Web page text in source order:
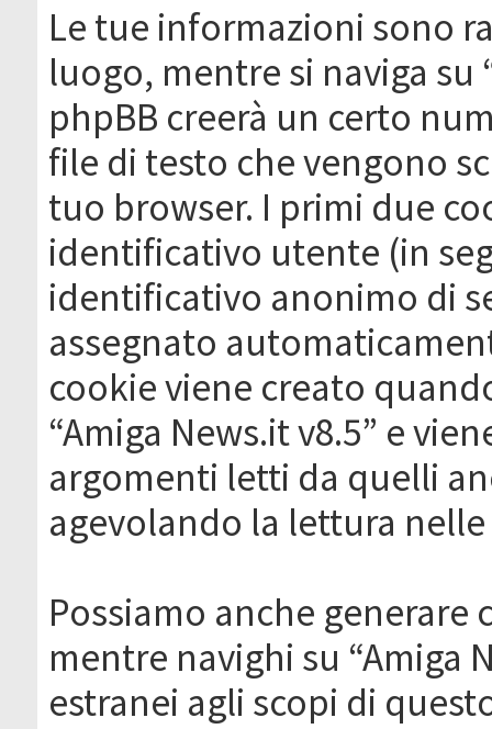
Le tue informazioni sono
luogo, mentre si naviga su
phpBB creerà un certo
file di testo che vengono
tuo browser. I primi due
identificativo utente (in
identificativo anonimo di
assegnato
cookie viene creato
“Amiga News.it v8.5” e
argomenti letti da quelli
agevolando la lettura
Possiamo anche
mentre navighi su “Amiga
estranei agli scopi di